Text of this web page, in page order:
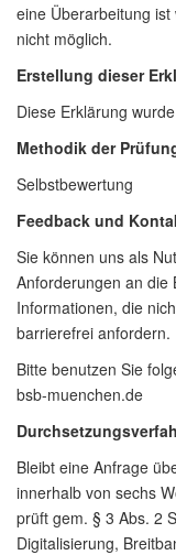
eine Überarbeitung
nicht möglich.
Erstellung dieser
Diese Erklärung
Methodik der
Selbstbewertung
Feedback und
Sie können uns als
Anforderungen an die
Informationen, die
barrierefrei anfordern.
Bitte benutzen Sie
bsb-muenchen.de
Bleibt eine Anfrage
innerhalb von sechs
prüft gem. § 3 Abs. 2
Digitalisierung,